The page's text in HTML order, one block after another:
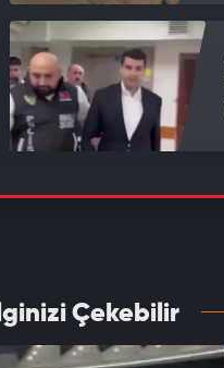
İlginizi Çekebilir